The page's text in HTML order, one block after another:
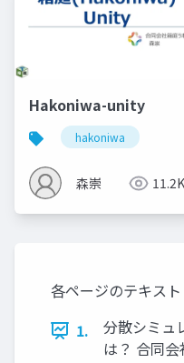
Hakoniwa-unity
hakoniwa
森崇 11.2K
各ページのテキスト
1.
分散シミュ
は？ 合同